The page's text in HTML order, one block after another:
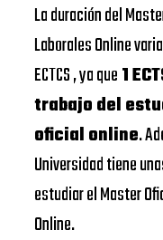
La duración del
Laborales Online
ECTCS , ya que1
trabajo del
oficial online.
Universidad tiene
estudiar el Master
Online.